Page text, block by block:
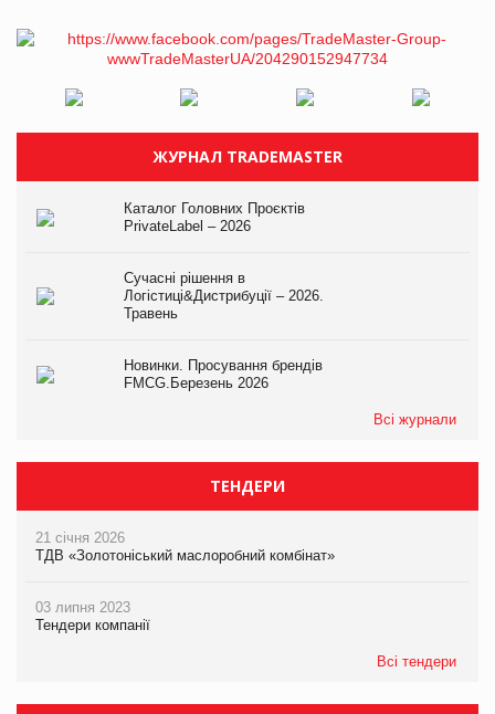
ЖУРНАЛ TRADEMASTER
Каталог Головних Проєктів
PrivateLabel – 2026
Сучасні рішення в
Логістиці&Дистрибуції – 2026.
Травень
Новинки. Просування брендів
FMCG.Березень 2026
Всі журнали
ТЕНДЕРИ
21 січня 2026
ТДВ «Золотоніський маслоробний комбінат»
03 липня 2023
Тендери компанії
Всі тендери